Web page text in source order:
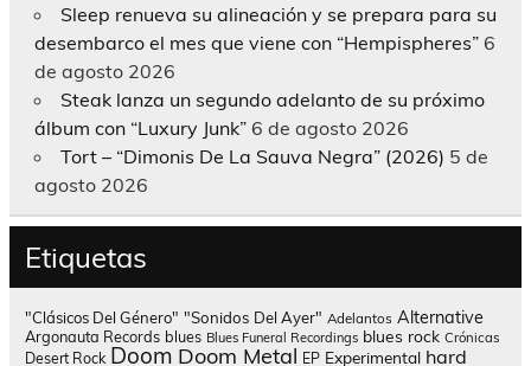
Sleep renueva su alineación y se prepara para su
desembarco el mes que viene con “Hempispheres” 6
de agosto 2026
Steak lanza un segundo adelanto de su próximo
álbum con “Luxury Junk” 6 de agosto 2026
Tort – “Dimonis De La Sauva Negra” (2026) 5 de
agosto 2026
Etiquetas
"Clásicos Del Género" "Sonidos Del Ayer" Adelantos Alternative
Argonauta Records blues Blues Funeral Recordings blues rock Crónicas
Desert Rock Doom Doom Metal EP Experimental hard